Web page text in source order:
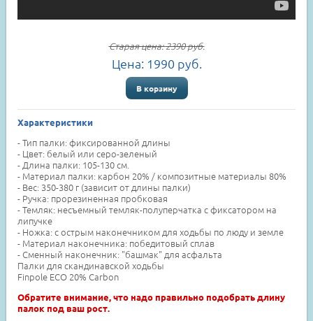
Старая цена:2390руб.
Цена: 1990 руб.
В корзину
Характеристики
- Тип палки: фиксированной длины
- Цвет: белый или серо-зеленый
- Длина палки: 105-130 см.
- Материал палки: карбон 20% / композитные материалы 80%
- Вес: 350-380 г (зависит от длины палки)
- Ручка: прорезиненная пробковая
- Темляк: несъемный темляк-полуперчатка с фиксатором на
липучке
- Ножка: с острым наконечником для ходьбы по люду и земле
- Материал наконечника: победитовый сплав
- Сменный наконечник: "башмак" для асфальта
Палки для скандинавской ходьбы
Finpole ECO 20% Carbon
Обратите внимание, что надо правильно подобрать длину
палок под ваш рост.